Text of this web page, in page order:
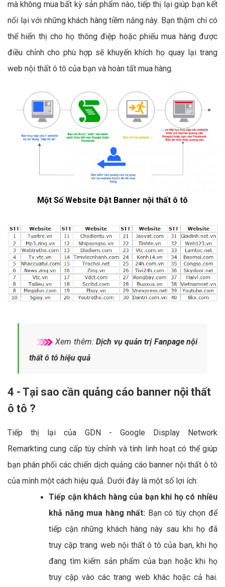
mà không mua bất kỳ sản phẩm nào, tiếp thị lại giúp bạn kết
nối lại với những khách hàng tiềm năng này. Bạn thậm chí có
thể hiển thị cho họ thông điệp hoặc phiếu mua hàng được
điều chỉnh cho phù hợp sẽ khuyến khích họ quay lại trang
web nội thất ô tô của bạn và hoàn tất mua hàng.
Một Số Website Đặt Banner nội thất ô tô
Xem thêm:Dịch vụ quản trị Fanpage nội
thất ô tô hiệu quả
4 - Tại sao cần quảng cáo banner nội thất
ô tô ?
Tiếp thị lại của GDN - Google Display Network
Remarkting cung cấp tùy chỉnh và tính linh hoạt có thể giúp
bạn phân phối các chiến dịch quảng cáo banner nội thất ô tô
của mình một cách hiệu quả. Dưới đây là một số lợi ích:
Tiếp cận khách hàng của bạn khi họ có nhiều
khả năng mua hàng nhất: Bạn có tùy chọn để
tiếp cận những khách hàng này sau khi họ đã
truy cập trang web nội thất ô tô của bạn, khi họ
đang tìm kiếm sản phẩm của bạn hoặc khi họ
truy cập vào các trang web khác hoặc cả hai.